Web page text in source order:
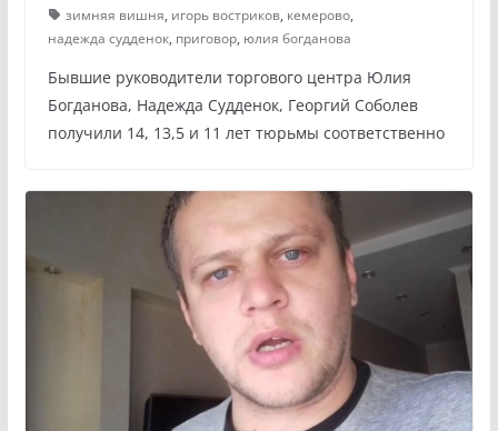
зимняя вишня, игорь востриков, кемерово,
надежда судденок, приговор, юлия богданова
Бывшие руководители торгового центра Юлия
Богданова, Надежда Судденок, Георгий Соболев
получили 14, 13,5 и 11 лет тюрьмы соответственно